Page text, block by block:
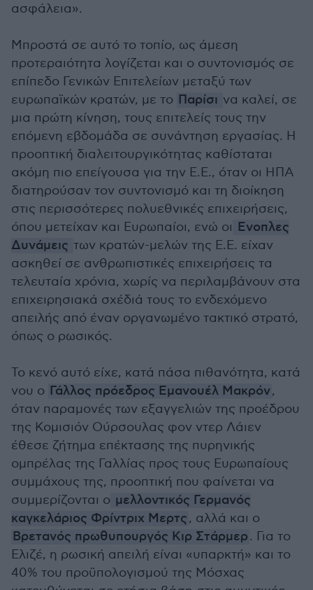
ασφάλεια».
Μπροστά σε αυτό το τοπίο, ως άμεση
προτεραιότητα λογίζεται και ο συντονισμός σε
επίπεδο Γενικών Επιτελείων μεταξύ των
ευρωπαϊκών κρατών, με το Παρίσι να καλεί, σε
μια πρώτη κίνηση, τους επιτελείς τους την
επόμενη εβδομάδα σε συνάντηση εργασίας. Η
προοπτική διαλειτουργικότητας καθίσταται
ακόμη πιο επείγουσα για την Ε.Ε., όταν οι ΗΠΑ
διατηρούσαν τον συντονισμό και τη διοίκηση
στις περισσότερες πολυεθνικές επιχειρήσεις,
όπου μετείχαν και Ευρωπαίοι, ενώ οι Ενοπλες
Δυνάμεις των κρατών-μελών της Ε.Ε. είχαν
ασκηθεί σε ανθρωπιστικές επιχειρήσεις τα
τελευταία χρόνια, χωρίς να περιλαμβάνουν στα
επιχειρησιακά σχέδιά τους το ενδεχόμενο
απειλής από έναν οργανωμένο τακτικό στρατό,
όπως ο ρωσικός.
Το κενό αυτό είχε, κατά πάσα πιθανότητα, κατά
νου ο Γάλλος πρόεδρος Εμανουέλ Μακρόν,
όταν παραμονές των εξαγγελιών της προέδρου
της Κομισιόν Ούρσουλας φον ντερ Λάιεν
έθεσε ζήτημα επέκτασης της πυρηνικής
ομπρέλας της Γαλλίας προς τους Ευρωπαίους
συμμάχους της, προοπτική που φαίνεται να
συμμερίζονται ο μελλοντικός Γερμανός
καγκελάριος Φρίντριχ Μερτς, αλλά και ο
Βρετανός πρωθυπουργός Κιρ Στάρμερ. Για το
Ελιζέ, η ρωσική απειλή είναι «υπαρκτή» και το
40% του προϋπολογισμού της Μόσχας